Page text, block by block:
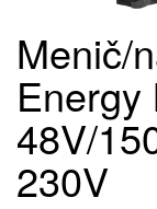
Menič/
Energy
48V/
230V